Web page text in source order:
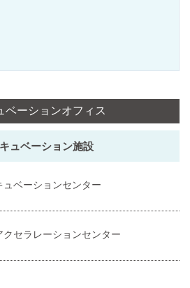
ベーションオフィス
ュベーション施設
ベーションセンター
セラレーションセンター